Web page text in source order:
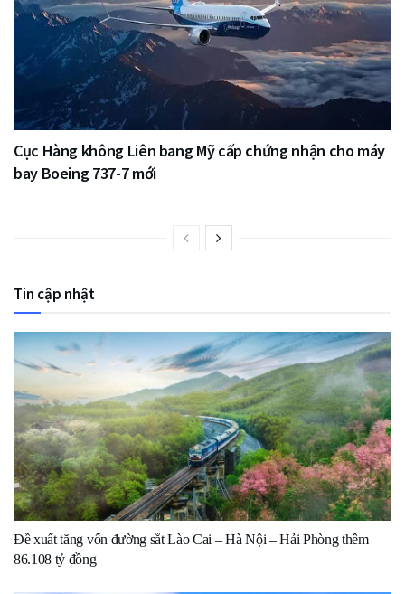
Cục Hàng không Liên bang Mỹ cấp chứng nhận cho máy
bay Boeing 737-7 mới
Tin cập nhật
Đề xuất tăng vốn đường sắt Lào Cai – Hà Nội – Hải Phòng thêm
86.108 tỷ đồng